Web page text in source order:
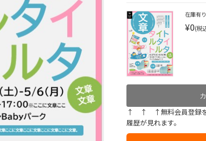
在庫有り
¥0(税
↑ ↑ ↑無料会員登録を
履歴が見れます。